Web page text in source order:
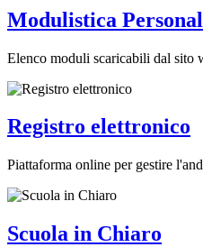
Modulistica
Elenco moduli scaricabili dal sito
Registro elettronico
Piattaforma online per gestire
Scuola in Chiaro